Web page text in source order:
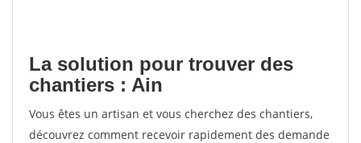
La solution pour trouver des
chantiers : Ain
Vous êtes un artisan et vous cherchez des chantiers,
découvrez comment recevoir rapidement des demande